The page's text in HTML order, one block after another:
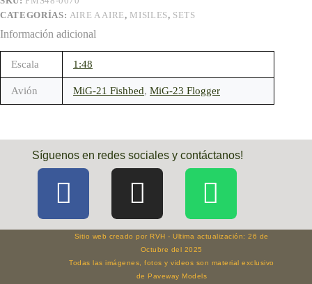
CATEGORÍAS: AIRE A AIRE, MISILES, SETS
Información adicional
Escala 1:48
Avión MiG-21 Fishbed, MiG-23 Flogger
Síguenos en redes sociales y contáctanos!
Sitio web creado por RVH - Ultima actualización: 26 de
Octubre del 2025
Todas las imágenes, fotos y videos son material exclusivo
de Paveway Models